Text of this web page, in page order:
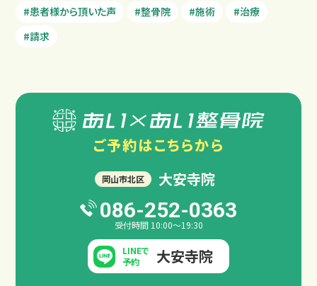
#患者様から頂いた声 #整骨院 #施術
#治療
#請求
ご予約はこちらから
岡山市北区 大安寺院
086-252-0363
受付時間 10:00～19:30
LINEで
予約
大安寺院